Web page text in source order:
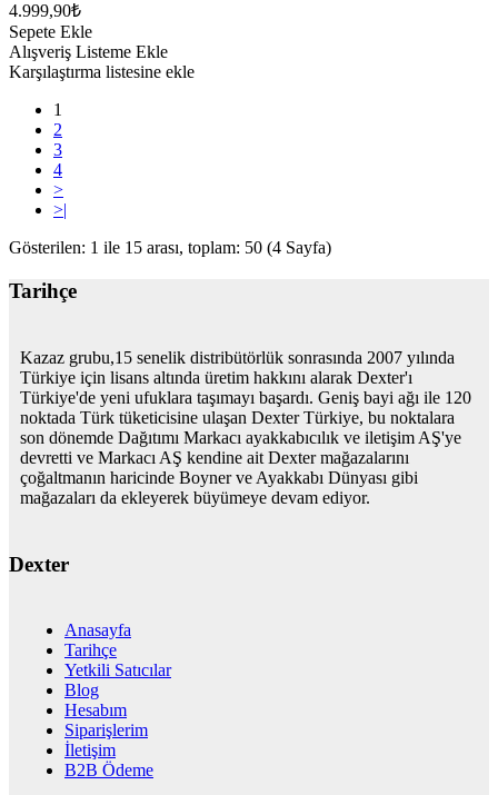
4.999,90₺
Sepete Ekle
Alışveriş Listeme Ekle
Karşılaştırma listesine ekle
1
2
3
4
>
>|
Gösterilen: 1 ile 15 arası, toplam: 50 (4 Sayfa)
Tarihçe
Kazaz grubu,15 senelik distribütörlük sonrasında 2007 yılında
Türkiye için lisans altında üretim hakkını alarak Dexter'ı
Türkiye'de yeni ufuklara taşımayı başardı. Geniş bayi ağı ile 120
noktada Türk tüketicisine ulaşan Dexter Türkiye, bu noktalara
son dönemde Dağıtımı Markacı ayakkabıcılık ve iletişim AŞ'ye
devretti ve Markacı AŞ kendine ait Dexter mağazalarını
çoğaltmanın haricinde Boyner ve Ayakkabı Dünyası gibi
mağazaları da ekleyerek büyümeye devam ediyor.
Dexter
Anasayfa
Tarihçe
Yetkili Satıcılar
Blog
Hesabım
Siparişlerim
İletişim
B2B Ödeme